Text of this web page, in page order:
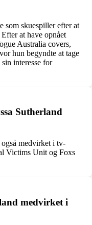
som skuespiller efter at
at have opnået
Australia covers,
hun begyndte at tage
interesse for
Sutherland
medvirket i tv-
Victims Unit og Foxs
medvirket i